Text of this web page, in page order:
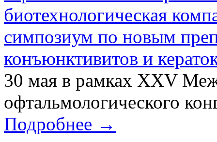
биотехнологическая
симпозиум по новым
конъюнктивитов и
30 мая в рамках XXV
офтальмологического
Подробнее →